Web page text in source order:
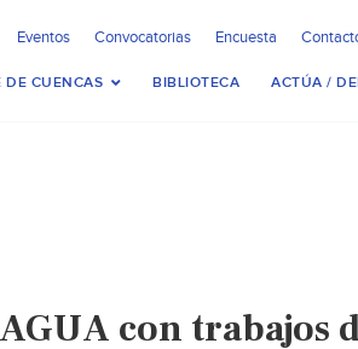
Eventos Convocatorias Encuesta
DE CUENCAS BIBLIOTECA ACTÚA /
con trabajos